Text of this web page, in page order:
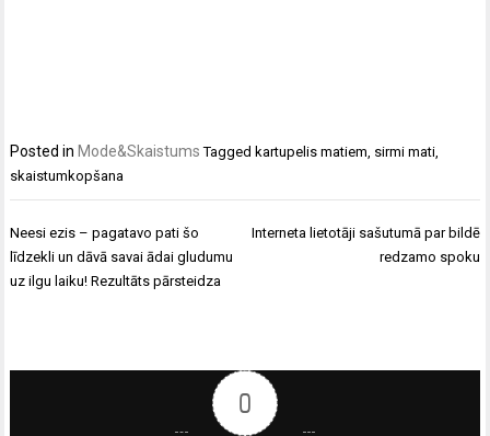
Posted in Mode&Skaistums Tagged kartupelis matiem sirmi mati
skaistumkopšana
Ziņu
izvēlne
Neesi ezis – pagatavo pati šo
līdzekli un dāvā savai ādai gludumu
uz ilgu laiku! Rezultāts pārsteidza
Interneta lietotāji sašutumā par bildē
redzamo spoku
0